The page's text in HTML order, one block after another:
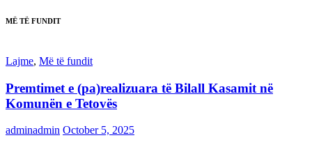
MË TË FUNDIT
Lajme, Më të fundit
Premtimet e (pa)realizuara të Bilall Kasamit në
Komunën e Tetovës
adminadmin October 5, 2025